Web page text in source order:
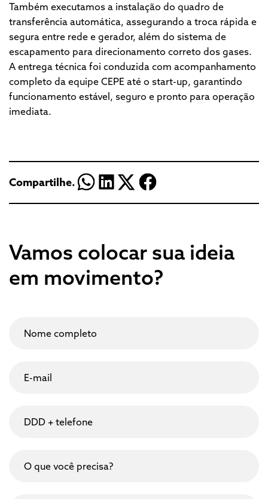
Também executamos a instalação do quadro de
transferência automática, assegurando a troca rápida e
segura entre rede e gerador, além do sistema de
escapamento para direcionamento correto dos gases.
A entrega técnica foi conduzida com acompanhamento
completo da equipe CEPE até o start-up, garantindo
funcionamento estável, seguro e pronto para operação
imediata.
Compartilhe.
Vamos colocar sua ideia
em movimento?